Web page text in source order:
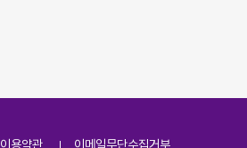
이용약관 이메일무단수집거부